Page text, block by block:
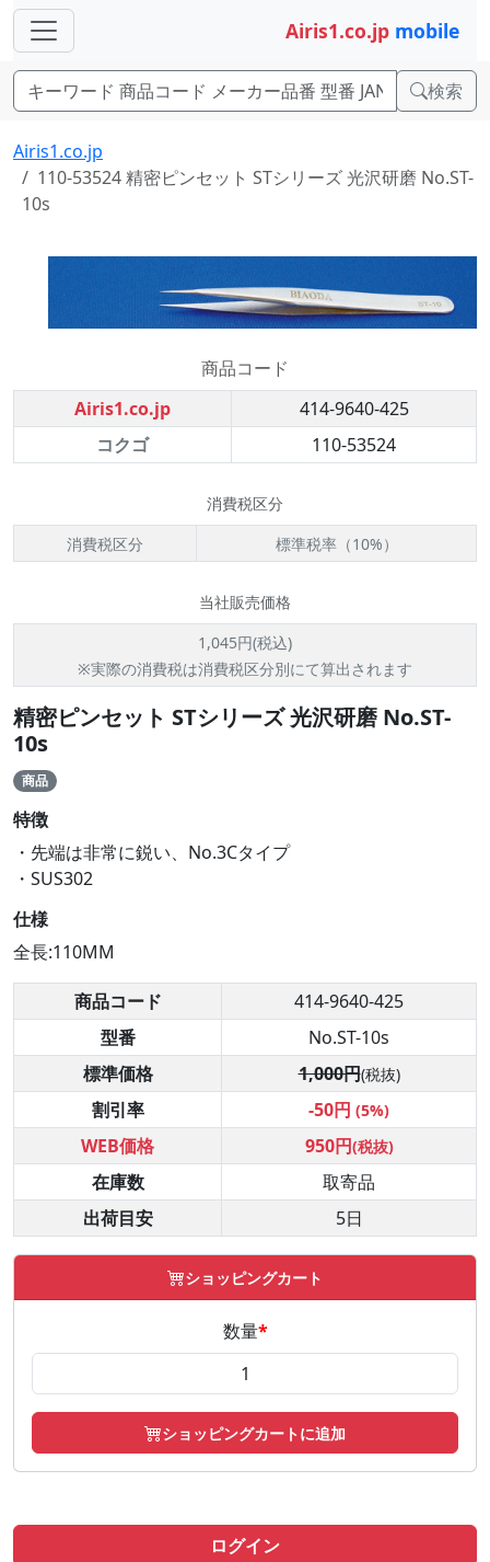
Airis1.co.jp mobile
検索
Airis1.co.jp
110-53524 精密ピンセット STシリーズ 光沢研磨 No.ST-
10s
商品コード
Airis1.co.jp
414-9640-425
コクゴ
110-53524
消費税区分
消費税区分
標準税率（10%）
当社販売価格
1,045円(税込)
※実際の消費税は消費税区分別にて算出されます
精密ピンセット STシリーズ 光沢研磨 No.ST-
10s
商品
特徴
・先端は非常に鋭い、No.3Cタイプ
・SUS302
仕様
全長:110MM
商品コード
414-9640-425
型番
No.ST-10s
標準価格
1,000円(税抜)
割引率 -50円 (5%)
WEB価格 950円(税抜)
在庫数
取寄品
出荷目安
5日
ショッピングカート
数量*
ショッピングカートに追加
ログイン